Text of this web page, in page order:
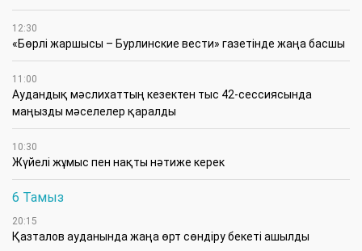
12:30
«Бөрлі жаршысы – Бурлинские вести» газетінде жаңа басшы
11:00
Аудандық мәслихаттың кезектен тыс 42-сессиясында
маңызды мәселелер қаралды
10:30
Жүйелі жұмыс пен нақты нәтиже керек
6 Тамыз
20:15
Қазталов ауданында жаңа өрт сөндіру бекеті ашылды